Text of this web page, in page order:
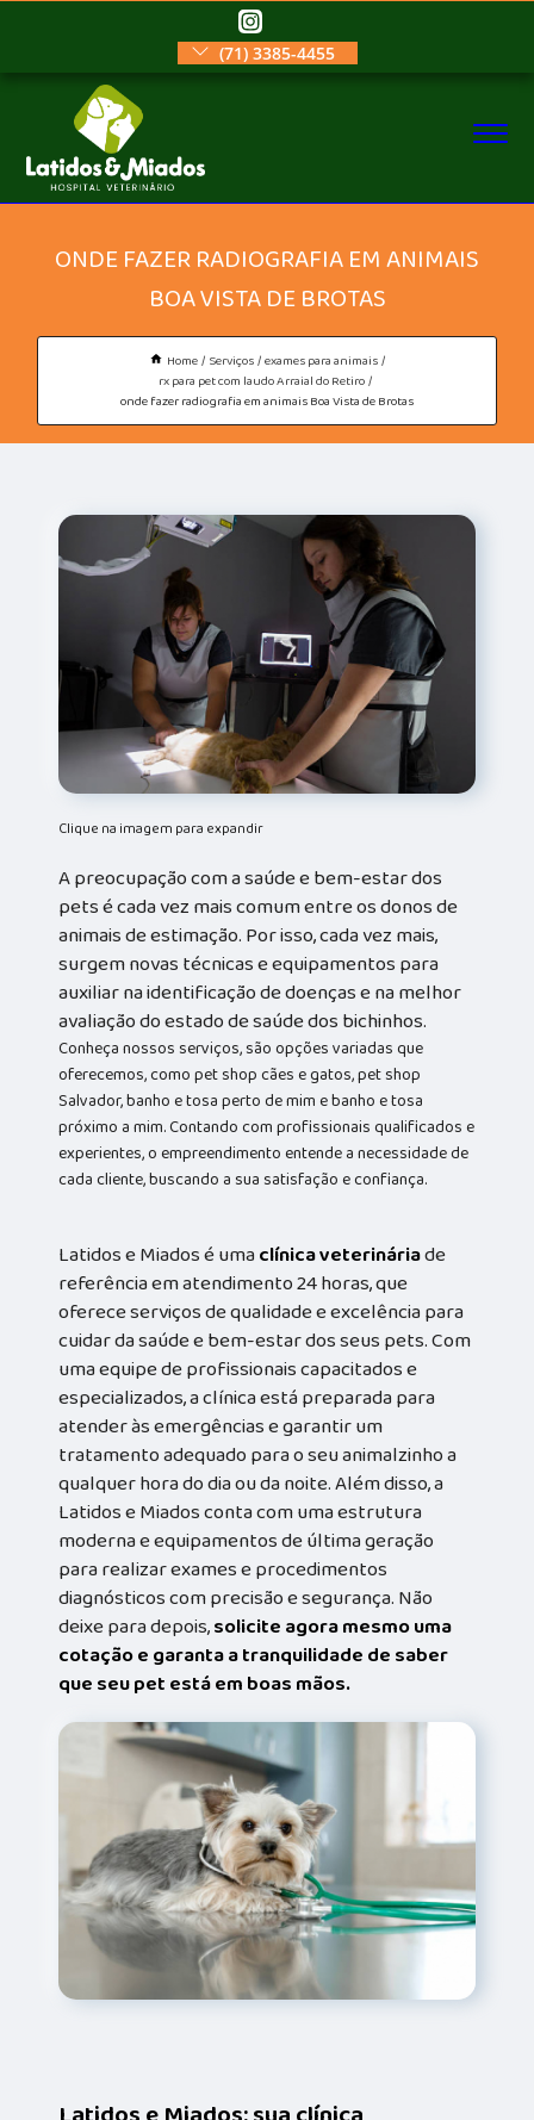
(71) 3385-4455
ONDE FAZER RADIOGRAFIA EM ANIMAIS
BOA VISTA DE BROTAS
Home Serviços exames para animais
rx para pet com laudo Arraial do Retiro
onde fazer radiografia em animais Boa Vista de Brotas
Clique na imagem para expandir
A preocupação com a saúde e bem-estar dos
pets é cada vez mais comum entre os donos de
animais de estimação. Por isso, cada vez mais,
surgem novas técnicas e equipamentos para
auxiliar na identificação de doenças e na melhor
avaliação do estado de saúde dos bichinhos.
Conheça nossos serviços, são opções variadas que
oferecemos, como pet shop cães e gatos, pet shop
Salvador, banho e tosa perto de mim e banho e tosa
próximo a mim. Contando com profissionais qualificados e
experientes, o empreendimento entende a necessidade de
cada cliente, buscando a sua satisfação e confiança.
Latidos e Miados é umaclínica veterináriade
referência em atendimento 24 horas, que
oferece serviços de qualidade e excelência para
cuidar da saúde e bem-estar dos seus pets. Com
uma equipe de profissionais capacitados e
especializados, a clínica está preparada para
atender às emergências e garantir um
tratamento adequado para o seu animalzinho a
qualquer hora do dia ou da noite. Além disso, a
Latidos e Miados conta com uma estrutura
moderna e equipamentos de última geração
para realizar exames e procedimentos
diagnósticos com precisão e segurança. Não
deixe para depois,solicite agora mesmo uma
cotação e garanta a tranquilidade de saber
que seu pet está em boas mãos.